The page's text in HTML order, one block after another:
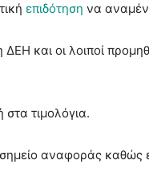
επιδότηση να
και οι λοιποί
τιμολόγια.
σημείο αναφοράς καθώς